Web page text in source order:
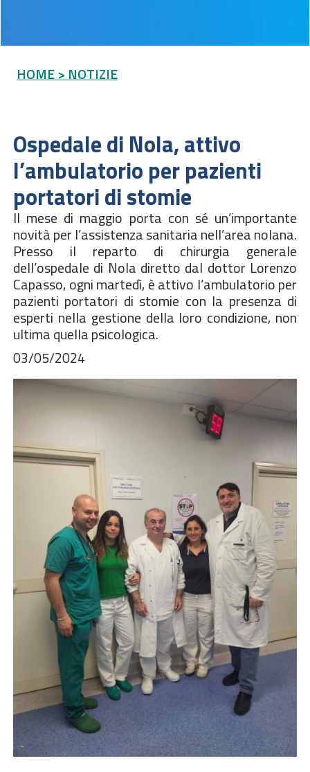
HOME > NOTIZIE
Ospedale di Nola, attivo
l’ambulatorio per pazienti
portatori di stomie
Il mese di maggio porta con sé un’importante
novità per l’assistenza sanitaria nell’area nolana.
Presso il reparto di chirurgia generale
dell’ospedale di Nola diretto dal dottor Lorenzo
Capasso, ogni martedì, è attivo l’ambulatorio per
pazienti portatori di stomie con la presenza di
esperti nella gestione della loro condizione, non
ultima quella psicologica.
03/05/2024